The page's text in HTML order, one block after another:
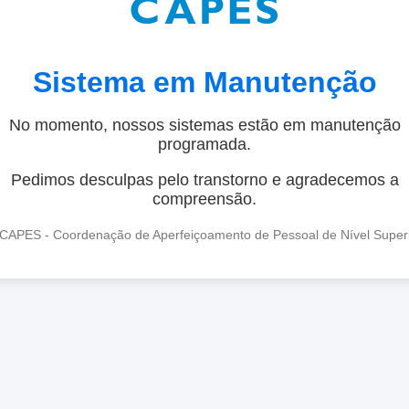
Sistema em Manutenção
No momento, nossos sistemas estão em manutenção
programada.
Pedimos desculpas pelo transtorno e agradecemos a
compreensão.
- Coordenação de Aperfeiçoamento de Pessoal de Nível